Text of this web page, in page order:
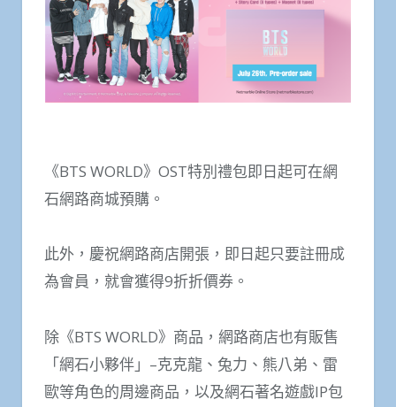
《BTS WORLD》OST特別禮包即日起可在網
石網路商城預購。
此外，慶祝網路商店開張，即日起只要註冊成
為會員，就會獲得9折折價券。
除《BTS WORLD》商品，網路商店也有販售
「網石小夥伴」–克克龍、兔力、熊八弟、雷
歐等角色的周邊商品，以及網石著名遊戲IP包